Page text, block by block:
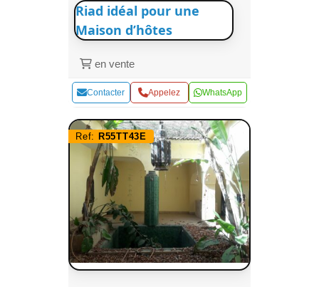
Riad idéal pour une
Maison d’hôtes
en vente
Contacter Appelez WhatsApp
Ref: R55TT43E